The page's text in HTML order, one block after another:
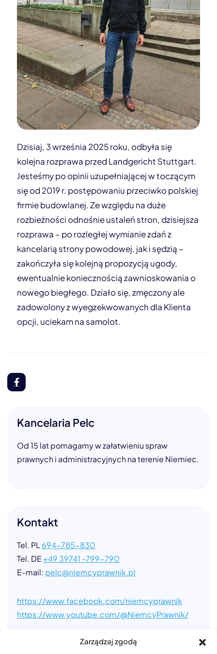
Zarządzaj zgodą
Dzisiaj, 3 września 2025 roku, odbyła się
kolejna rozprawa przed Landgericht Stuttgart.
Jesteśmy po opinii uzupełniającej w toczącym
się od 2019 r. postępowaniu przeciwko polskiej
firmie budowlanej. Ze względu na duże
rozbieżności odnośnie ustaleń stron, dzisiejsza
rozprawa – po rozległej wymianie zdań z
kancelarią strony powodowej, jak i sędzią –
zakończyła się kolejną propozycją ugody,
ewentualnie koniecznością zawnioskowania o
nowego biegłego. Działo się, zmęczony ale
zadowolony z wyegzekwowanych dla Klienta
opcji, uciekam na samolot.
Kancelaria Pelc
Od 15 lat pomagamy w załatwieniu spraw
prawnych i administracyjnych na terenie Niemiec.
Kontakt
Tel. PL 694-785-830
Tel. DE +49 39741 -799-790
E-mail: pelc@niemcyprawnik.pl
https://www.facebook.com/niemcyprawnik
https://www.youtube.com/@NiemcyPrawnik/